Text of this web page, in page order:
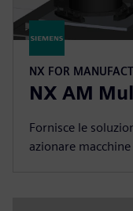
NX FOR
NX AM
Fornisce le
azionare